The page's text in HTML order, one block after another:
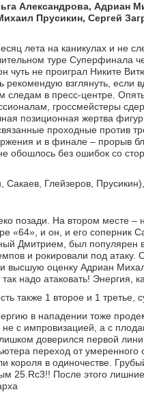
Александрова, Адриан
Прусикин, Сергей
лета на каникулах и не
туре Суперфинала
чуть не проиграл Никите
взглянуть, если
следам в пресс-центре.
гроссмейстеры
позиционная жертва
проходные против
и в финале – прорыв
обошлось без ошибок со
Глейзеров,
позади. На втором месте
«64», и он, и его соперник
Дмитрием, был популярен
и рокировали под
высшую оценку Адриан
надо атаковать! Энергия,
также 1 второе и 1 третье,
в нападении тоже
с импровизацией, а с
доверился первой
переход от
короля в одиночестве.
25.Rc3!! После этого